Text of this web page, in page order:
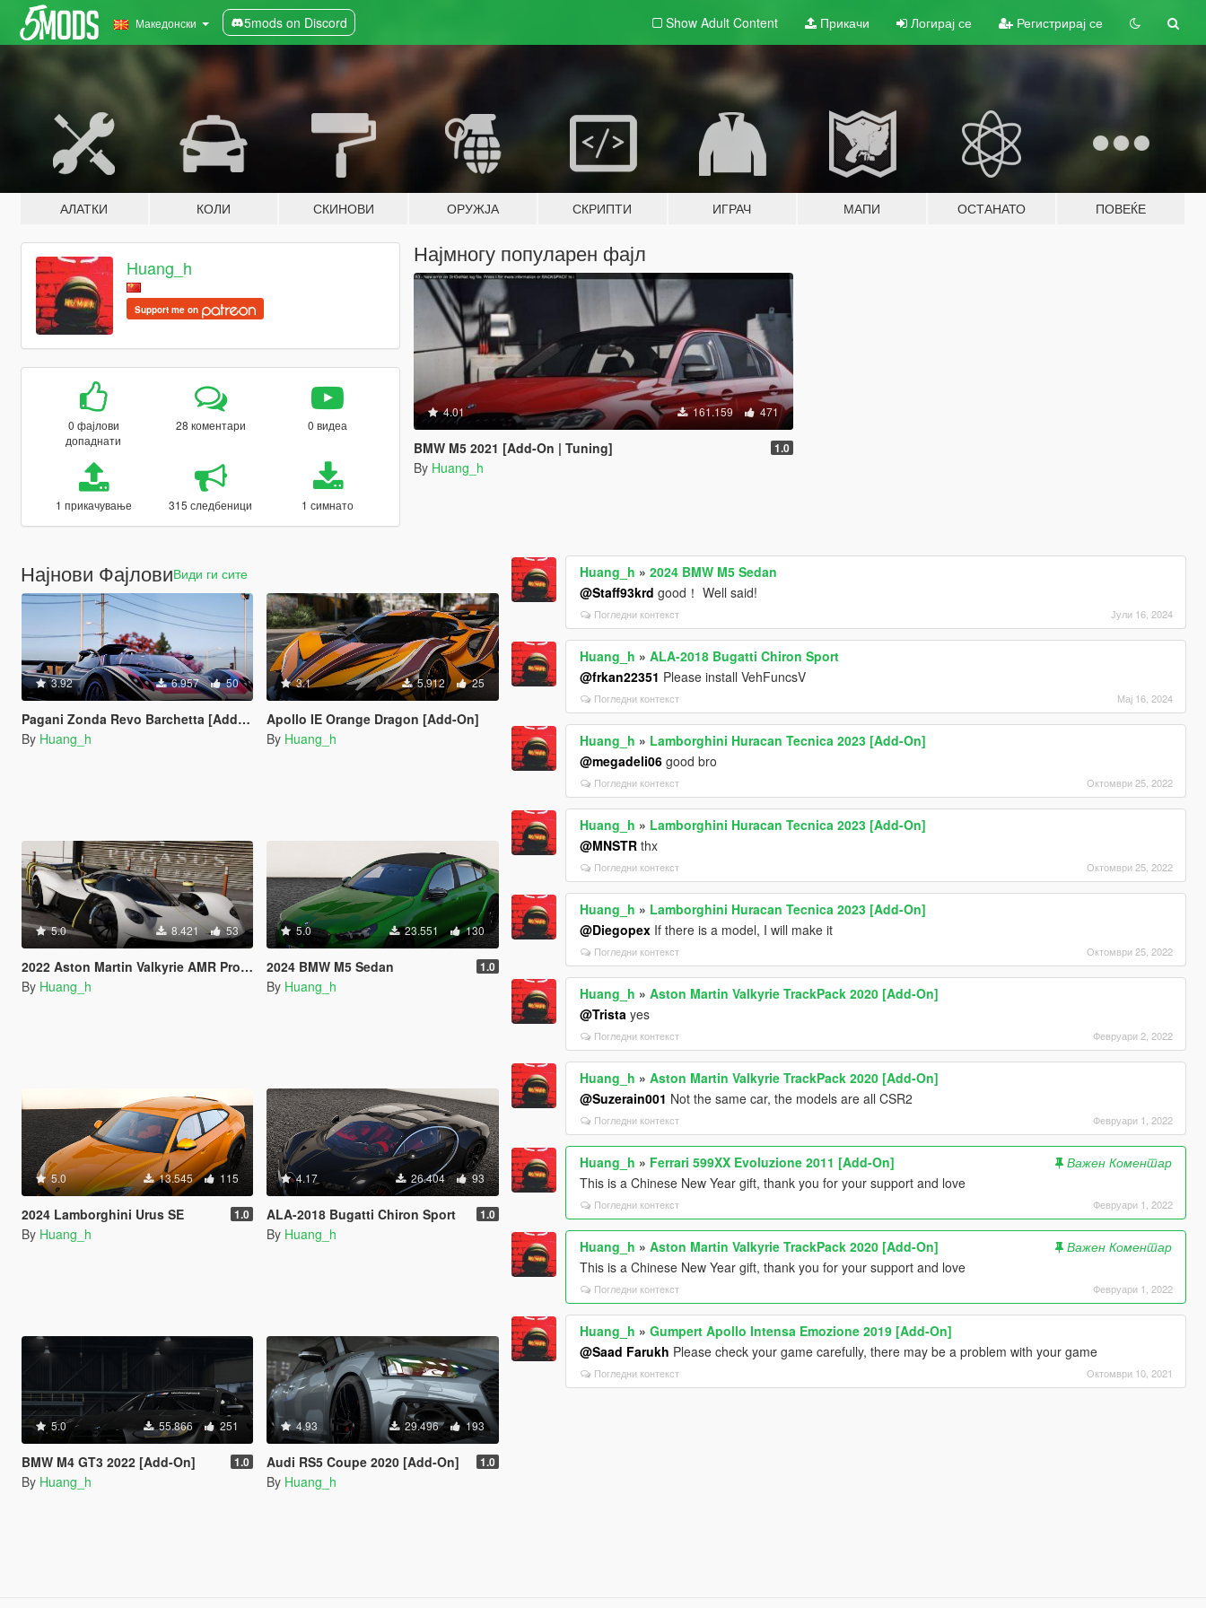
Македонски 5mods on Discord Show Adult Content Прикачи Логирај се Регистрирај се
АЛАТКИ КОЛИ СКИНОВИ ОРУЖЈА СКРИПТИ ИГРАЧ МАПИ ОСТАНАТО ПОВЕЌЕ
Huang_h
Support me on
0 фајлови
допаднати
28 коментари 0 видеа
1 прикачување 315 следбеници 1 симнато
Најмногу популарен фајл
4.01 161.159 471
BMW M5 2021 [Add-On | Tuning] 1.0
By Huang_h
Најнови ФајловиВиди ги сите
3.92 6.957 50
Pagani Zonda Revo Barchetta [Add-On]
By Huang_h
3.1 5.912 25
Apollo IE Orange Dragon [Add-On]
By Huang_h
5.0 8.421 53
2022 Aston Martin Valkyrie AMR Pro [Add-On]
By Huang_h
5.0 23.551 130
2024 BMW M5 Sedan 1.0
By Huang_h
5.0 13.545 115
2024 Lamborghini Urus SE 1.0
By Huang_h
4.17 26.404 93
ALA-2018 Bugatti Chiron Sport 1.0
By Huang_h
5.0 55.866 251
BMW M4 GT3 2022 [Add-On] 1.0
By Huang_h
4.93 29.496 193
Audi RS5 Coupe 2020 [Add-On] 1.0
By Huang_h
Huang_h »2024 BMW M5 Sedan
@Staff93krd good！ Well said!
Погледни контекст Јули 16, 2024
Huang_h »ALA-2018 Bugatti Chiron Sport
@frkan22351 Please install VehFuncsV
Погледни контекст Мај 16, 2024
Huang_h » Lamborghini Huracan Tecnica 2023 [Add-On]
@megadeli06 good bro
Погледни контекст Октомври 25, 2022
Huang_h » Lamborghini Huracan Tecnica 2023 [Add-On]
@MNSTR thx
Погледни контекст Октомври 25, 2022
Huang_h » Lamborghini Huracan Tecnica 2023 [Add-On]
@Diegopex If there is a model, I will make it
Погледни контекст Октомври 25, 2022
Huang_h »Aston Martin Valkyrie TrackPack 2020 [Add-On]
@Trista yes
Погледни контекст Февруари 2, 2022
Huang_h »Aston Martin Valkyrie TrackPack 2020 [Add-On]
@Suzerain001 Not the same car, the models are all CSR2
Погледни контекст Февруари 1, 2022
Huang_h » Ferrari 599XX Evoluzione 2011 [Add-On]
Важен Коментар
This is a Chinese New Year gift, thank you for your support and love
Погледни контекст Февруари 1, 2022
Huang_h »Aston Martin Valkyrie TrackPack 2020 [Add-On]
Важен Коментар
This is a Chinese New Year gift, thank you for your support and love
Погледни контекст Февруари 1, 2022
Huang_h »Gumpert Apollo Intensa Emozione 2019 [Add-On]
@Saad Farukh Please check your game carefully, there may be a problem with your game
Погледни контекст Октомври 10, 2021